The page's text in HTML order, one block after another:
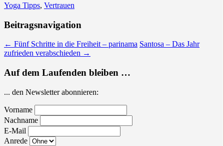
Yoga Tipps, Vertrauen
Beitragsnavigation
← Fünf Schritte in die Freiheit – parinama Santosa – Das Jahr
zufrieden verabschieden →
Auf dem Laufenden bleiben …
... den Newsletter abonnieren:
Vorname
Nachname
E-Mail
Anrede